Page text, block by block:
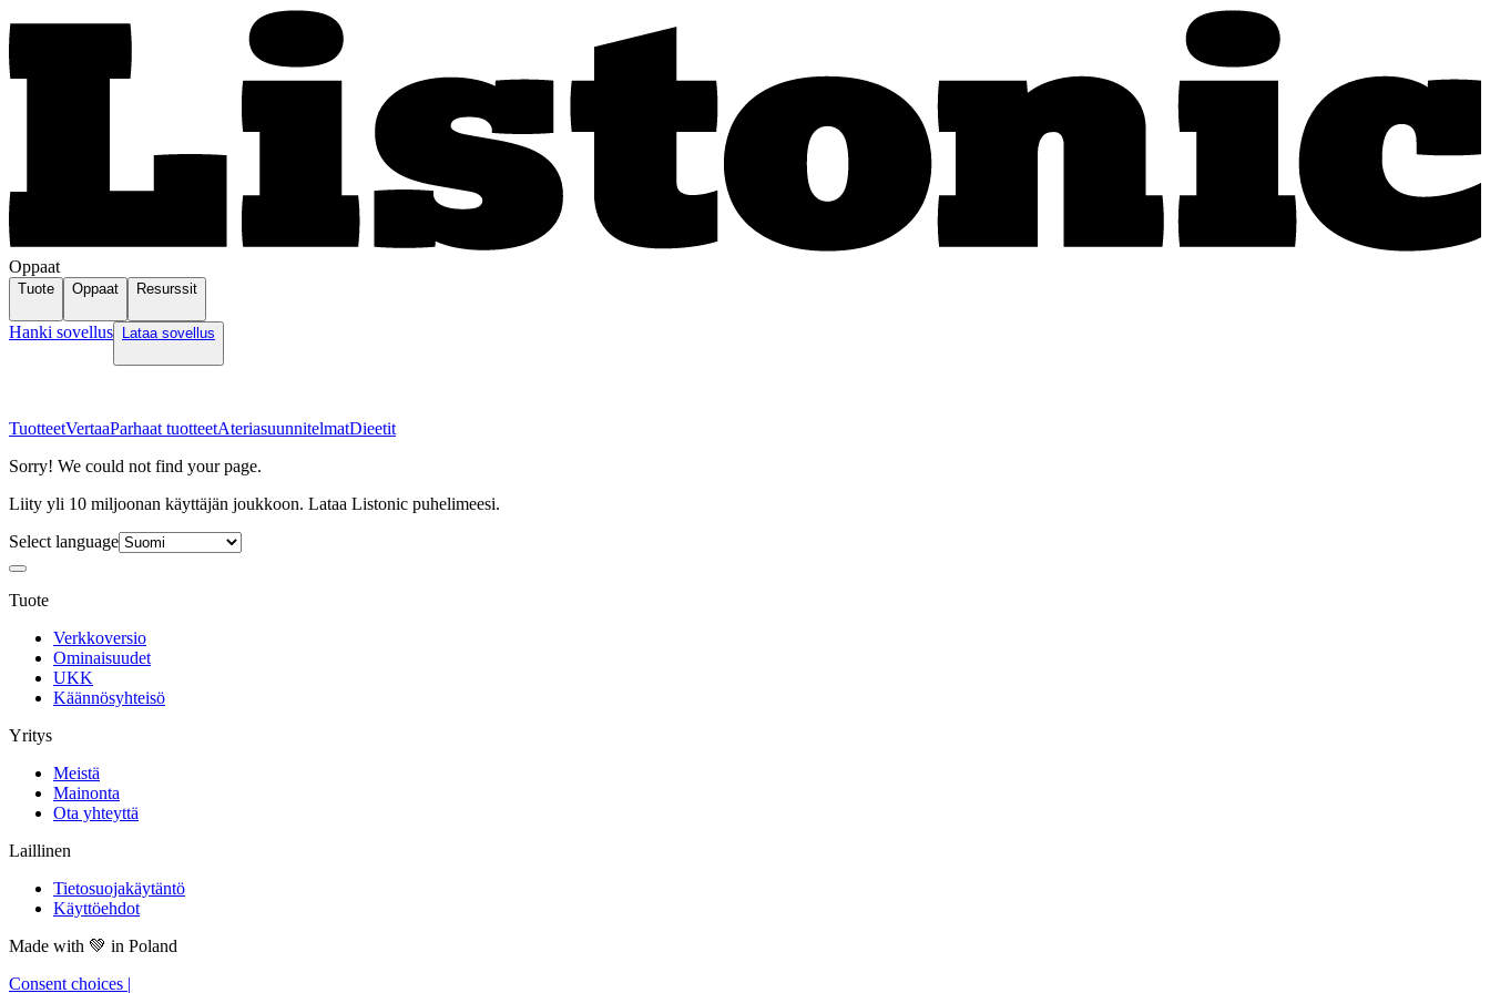
Oppaat
Tuote Oppaat Resurssit
Hanki sovellus Lataa sovellus
TuotteetVertaaParhaat tuotteetAteriasuunnitelmatDieetit
Sorry! We could not find your page.
Liity yli 10 miljoonan käyttäjän joukkoon. Lataa Listonic puhelimeesi.
Select language
Tuote
Verkkoversio
Ominaisuudet
UKK
Käännösyhteisö
Yritys
Meistä
Mainonta
Ota yhteyttä
Laillinen
Tietosuojakäytäntö
Käyttöehdot
Made with 💚 in Poland
Consent choices |